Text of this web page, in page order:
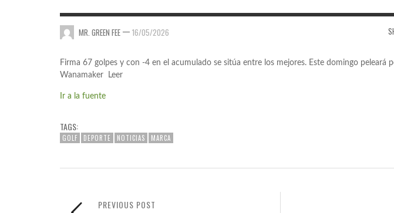
MR. GREEN FEE — 16/05/2026
Firma 67 golpes y con -4 en el acumulado se sitúa entre los mejores. Este domingo peleará
Wanamaker Leer
Ir a la fuente
TAGS:
GOLF DEPORTE NOTICIAS MARCA
PREVIOUS POST